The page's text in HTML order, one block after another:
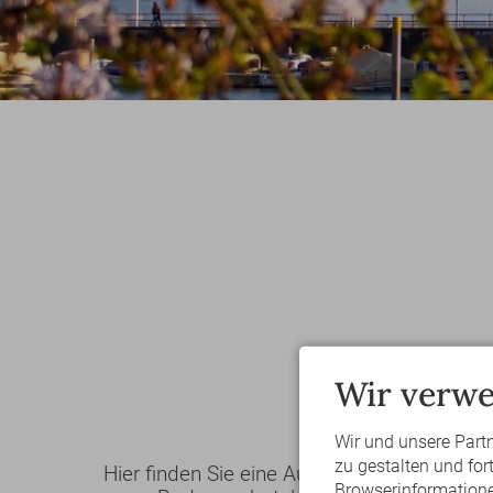
Hier finden Sie eine Auflistung unserer
Wir
Wir und unsere
zu gestalten und